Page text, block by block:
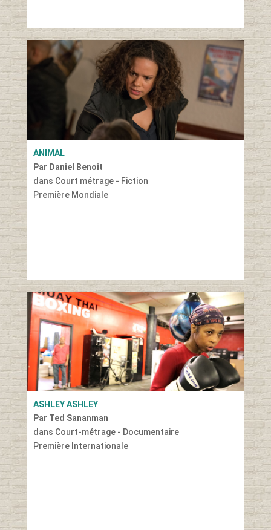
ANIMAL
Par Daniel Benoit
dans Court métrage - Fiction
Première Mondiale
ASHLEY ASHLEY
Par Ted Sananman
dans Court-métrage - Documentaire
Première Internationale